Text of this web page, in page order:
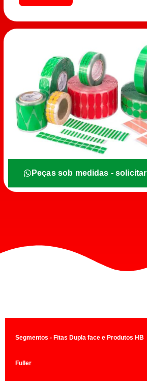
Peças sob medidas - solicitar
Segmentos - Fitas Dupla face e Produtos HB
Fuller